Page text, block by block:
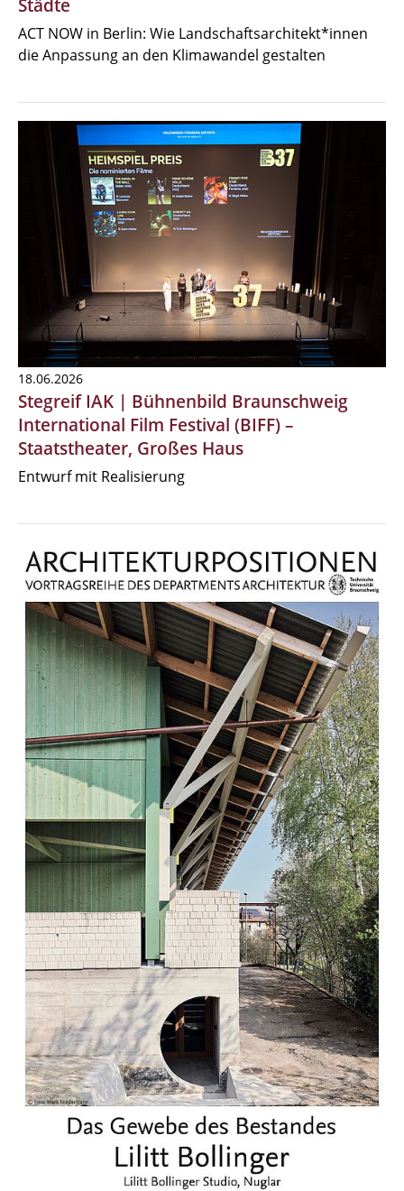
Städte
ACT NOW in Berlin: Wie Landschaftsarchitekt*innen
die Anpassung an den Klimawandel gestalten
18.06.2026
Stegreif IAK | Bühnenbild Braunschweig
International Film Festival (BIFF) –
Staatstheater, Großes Haus
Entwurf mit Realisierung